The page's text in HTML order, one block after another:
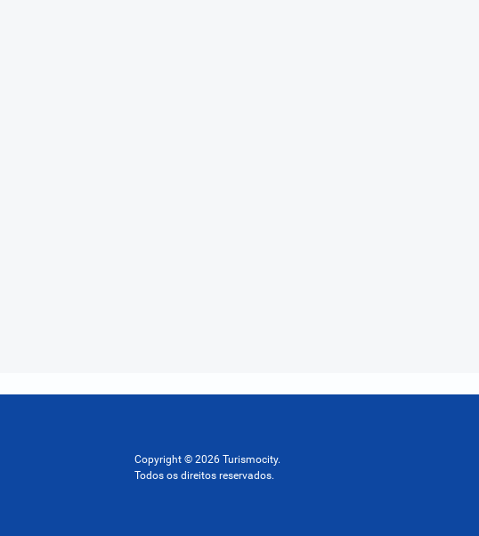
Copyright © 2026 Turismocity.
Todos os direitos reservados.